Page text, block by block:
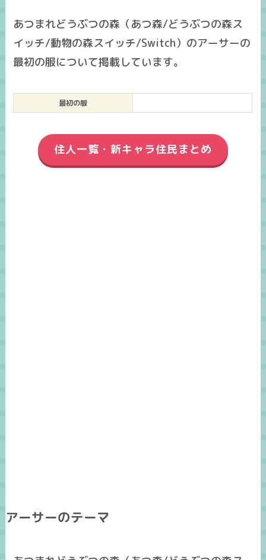
あつまれどうぶつの森（あつ森/どうぶつの森ス
イッチ/動物の森スイッチ/Switch）のアーサーの
最初の服について掲載しています。
最初の服
住人一覧・新キャラ住民まとめ
アーサーのテーマ